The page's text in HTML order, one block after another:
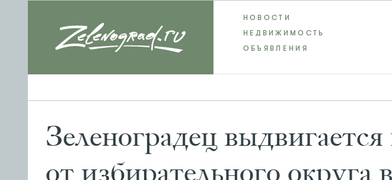
НОВОСТИ
НЕДВИЖИМОСТЬ
ОБЪЯВЛЕНИЯ
Зеленоградец
от избирательного округа